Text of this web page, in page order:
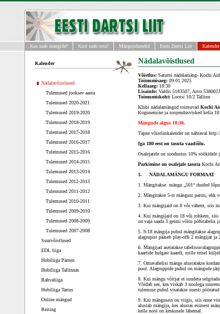
Kus saab mängida? Kust saab osta? Mängujuhendid Eesti Dartsi Liit Kalender
Kalender
Nädalavõistlused
Tulemused jooksev aasta
Tulemused 2020-2021
Tulemused 2019-2020
Tulemused 2018-2019
Tulemused 2017-2018
Tulemused 2016-2017
Tulemused 2015-2016
Tulemused 2014-2015
Tulemused 2013-2014
Tulemused 2012-2013
Tulemused 2011-2012
Tulemused 2010-2011
Tulemused 2009-2010
Tulemused 2008-2009
Tulemused 2007-2008
Suurvõistlused
EDL liiga
Hobiliiga Pärnus
Hobiliiga Tallinnas
Rahvaliiga
Hobiliiga Tartus
Online mängud
Reiting
Nädalavõistlused
Võistlus: Saturni nädalamäng- Kochi
Toimumisaeg: 09.01.2025
Kellaaeg: 18:30
Lisainfo: Valdis 5183507, Arvo
Toimumiskoht: Lootsi 10/2 Tallinn
Klubi nädalamängud toimuvad Kochi
Kogunemine ja soojendusvisked kella
Mängude algus 18:30.
Täpne võistluskalender on nähtaval
Iga 180 eest on tasuta vaadiõlu.
Osalejatele on soodustus 10%
Parkimine on osalejale tasuta Kochi
1. NÄDALAMÄNGU FORMAAT
1. Mängitakse mängu „501“ duubel
2. Mängitakse 5-st mängust parim, ehk
3. Kui mängijaid on 8 või vähem, siis
4. Kui mängijaid on 18 või rohkem, siis
on vaja saada 3 geimi võitu põhitabelis
5. 9-18 mängija puhul mängitakse
alagrupist pääseb play-offi 2 mängijat
6. Mängijad asetatakse tabelisse/
kaartide hulgast kaardi, mille teisel
7. Omavahelisi mänge alustatakse
pool. Alagruppide puhul on mängude
8. Kui mängu võitjat ei suudeta
Võidab see, kes viskab 3 noolega
tulemuse puhul visatakse uuesti
9. Kui mänguseis on viigis, siis enne
alustab mängija, kes alustas esimest
kelle nool on keskusele lähemal.